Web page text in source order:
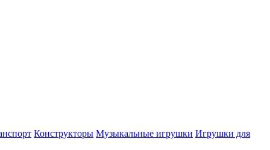
Конструкторы Музыкальные игрушки Игрушки для